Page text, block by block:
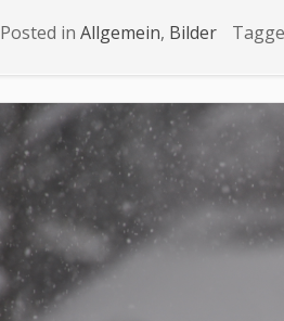
Posted in Allgemein, Bilder